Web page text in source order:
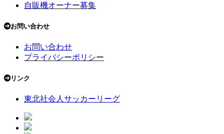
自販機オーナー募集
お問い合わせ
お問い合わせ
プライバシーポリシー
リンク
東北社会人サッカーリーグ